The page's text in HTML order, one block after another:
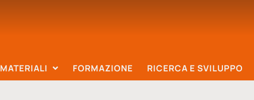
MATERIALI FORMAZIONE RICERCA E SVILUPPO